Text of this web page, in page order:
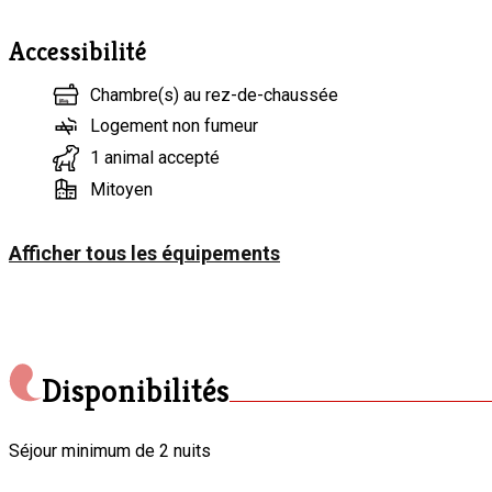
Un abri est prévu pour vos vélos, motos, voitures anciennes…
Venez souffler, rire, découvrir, vous reconnecter à la nature
En plus, j’ai plein de bons plans de visites à vous proposer…
Accessibilité
Chambre(s) au rez-de-chaussée
Logement non fumeur
1 animal accepté
Mitoyen
Afficher tous les équipements
Disponibilités
Séjour minimum de 2 nuits